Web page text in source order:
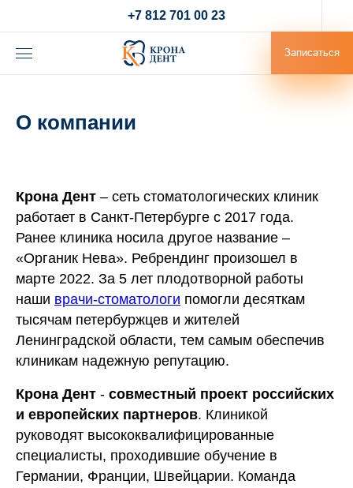
+7 812 701 00 23
Записаться
О компании
Крона Дент – сеть стоматологических клиник
работает в Санкт-Петербурге с 2017 года.
Ранее клиника носила другое название –
«Органик Нева». Ребрендинг произошел в
марте 2022. За 5 лет плодотворной работы
наши врачи-стоматологи помогли десяткам
тысячам петербуржцев и жителей
Ленинградской области, тем самым обеспечив
клиникам надежную репутацию.
Крона Дент - совместный проект российских
и европейских партнеров. Клиникой
руководят высококвалифицированные
специалисты, проходившие обучение в
Германии, Франции, Швейцарии. Команда